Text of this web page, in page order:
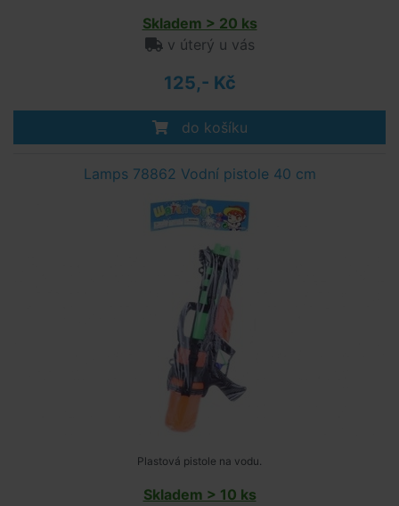
Skladem > 20 ks
v úterý u vás
125,- Kč
do košíku
Lamps 78862 Vodní pistole 40 cm
Plastová pistole na vodu.
Skladem > 10 ks